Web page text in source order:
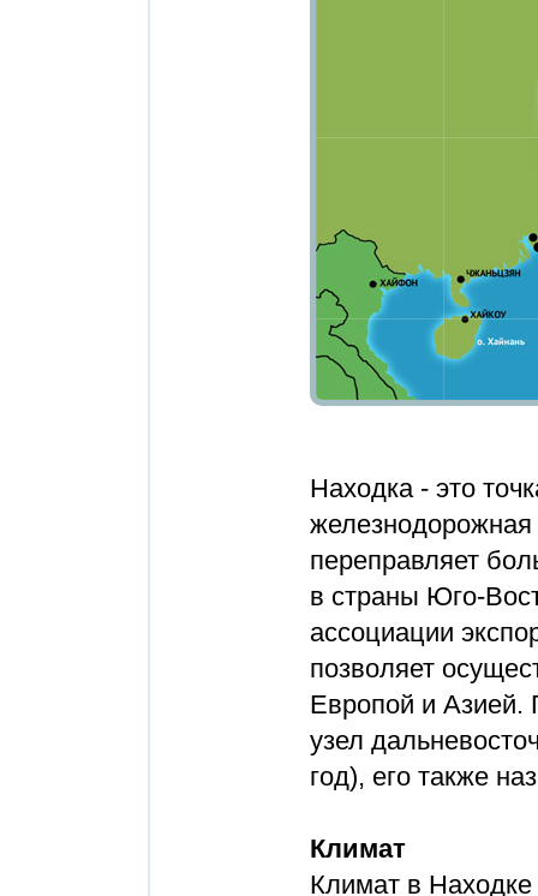
Находка - это
железнодорожная
переправляет
в страны Юго-
ассоциации
позволяет
Европой и Азией.
узел
год), его также
Климат
Климат в